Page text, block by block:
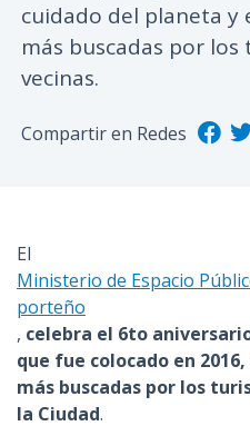
cuidado del planeta y
más buscadas por los
vecinas.
Compartir en Redes
El
Ministerio de Espacio
porteño
, celebra el 6to
que fue colocado en
más buscadas por los
la Ciudad.